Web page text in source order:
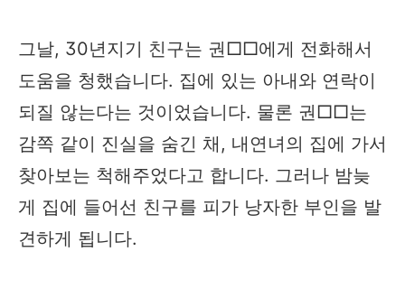
그날, 30년지기 친구는 권□□에게 전화해서
도움을 청했습니다. 집에 있는 아내와 연락이
되질 않는다는 것이었습니다. 물론 권□□는
감쪽 같이 진실을 숨긴 채, 내연녀의 집에 가서
찾아보는 척해주었다고 합니다. 그러나 밤늦
게 집에 들어선 친구를 피가 낭자한 부인을 발
견하게 됩니다.